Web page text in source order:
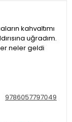
kahvaltımı
uğradım.
neler geldi
9786057797049